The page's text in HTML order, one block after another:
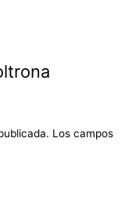
Los campos